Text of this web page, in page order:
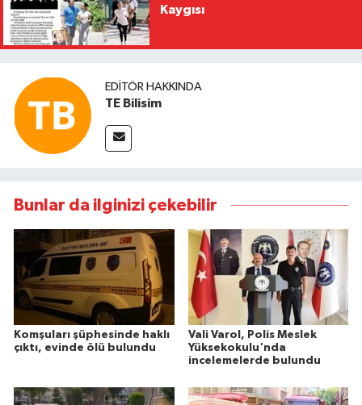
Kaygısı
EDITÖR HAKKINDA
TE Bilisim
Bunlar da ilginizi çekebilir
Komşuları şüphesinde haklı
çıktı, evinde ölü bulundu
Vali Varol, Polis Meslek
Yüksekokulu'nda
incelemelerde bulundu